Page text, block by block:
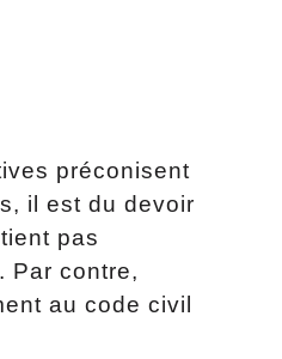
préconisent
il est du devoir
pas
Par contre,
au code civil